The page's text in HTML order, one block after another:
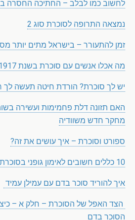
לחשוב כמו לבלב – החתיכה החסרה
נמצאה התרופה לסוכרת סוג 2
זמן להתעורר – בישראל מתים יותר
מה אכלו אנשים עם סוכרת בשנת 1917?
יש לך סוכרת? הורדת חיטה תעשה לך
האם תזונה דלת פחמימות ועשירה
מחקר חדש משוודיה
ספורט וסוכרת – איך עושים את זה?
10 כללים חשובים לאימון גופני בסוכרת – פוסט אורח
איך להוריד סוכר בדם עם עמילן עמיד
הצד האפל של הסוכרת – חלק א –
הסוכר בדם